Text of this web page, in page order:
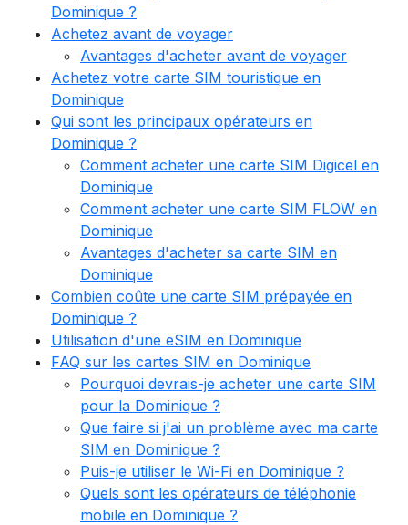
Dominique ?
Achetez avant de voyager
Avantages d'acheter avant de voyager
Achetez votre carte SIM touristique en
Dominique
Qui sont les principaux opérateurs en
Dominique ?
Comment acheter une carte SIM Digicel en
Dominique
Comment acheter une carte SIM FLOW en
Dominique
Avantages d'acheter sa carte SIM en
Dominique
Combien coûte une carte SIM prépayée en
Dominique ?
Utilisation d'une eSIM en Dominique
FAQ sur les cartes SIM en Dominique
Pourquoi devrais-je acheter une carte SIM
pour la Dominique ?
Que faire si j'ai un problème avec ma carte
SIM en Dominique ?
Puis-je utiliser le Wi-Fi en Dominique ?
Quels sont les opérateurs de téléphonie
mobile en Dominique ?